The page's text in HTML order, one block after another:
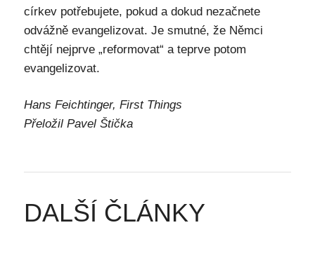
církev potřebujete, pokud a dokud nezačnete
odvážně evangelizovat. Je smutné, že Němci
chtějí nejprve „reformovat“ a teprve potom
evangelizovat.
Hans Feichtinger, First Things
Přeložil Pavel Štička
DALŠÍ ČLÁNKY